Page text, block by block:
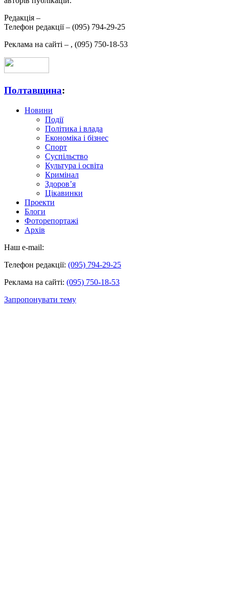
Редакція –
Телефон редакції – (095) 794-29-25
Реклама на сайті – , (095) 750-18-53
Полтавщина:
Новини
Події
Політика і влада
Економіка і бізнес
Спорт
Суспільство
Культура і освіта
Кримінал
Здоров’я
Цікавинки
Проекти
Блоги
Фоторепортажі
Архів
Наш e-mail:
Телефон редакції: (095) 794-29-25
Реклама на сайті: (095) 750-18-53
Запропонувати тему